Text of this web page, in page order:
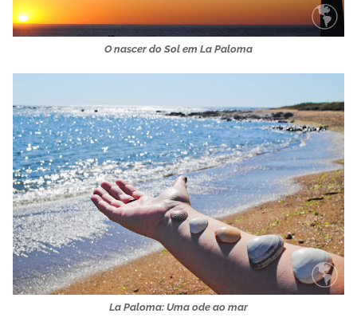
O nascer do Sol em La Paloma
La Paloma: Uma ode ao mar